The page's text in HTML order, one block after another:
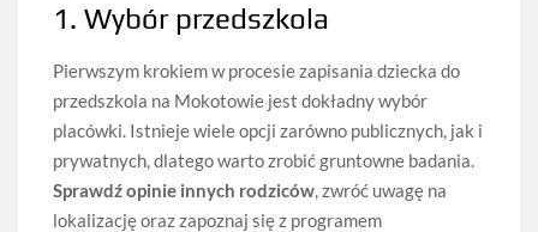
1. Wybór przedszkola
Pierwszym krokiem w procesie zapisania dziecka do
przedszkola na Mokotowie jest dokładny wybór
placówki. Istnieje wiele opcji zarówno publicznych, jak i
prywatnych, dlatego warto zrobić gruntowne badania.
Sprawdź opinie innych rodziców, zwróć uwagę na
lokalizację oraz zapoznaj się z programem